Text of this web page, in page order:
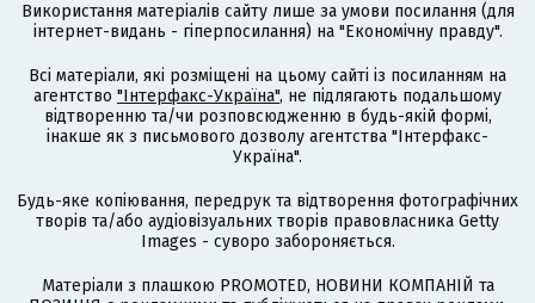
Використання матеріалів сайту лише за умови посилання (для
інтернет-видань - гіперпосилання) на "Економічну правду".
Всі матеріали, які розміщені на цьому сайті із посиланням на
агентство "Інтерфакс-Україна", не підлягають подальшому
відтворенню та/чи розповсюдженню в будь-якій формі,
інакше як з письмового дозволу агентства "Інтерфакс-
Україна".
Будь-яке копіювання, передрук та відтворення фотографічних
творів та/або аудіовізуальних творів правовласника Getty
Images - суворо забороняється.
Матеріали з плашкою PROMOTED, НОВИНИ КОМПАНІЙ та